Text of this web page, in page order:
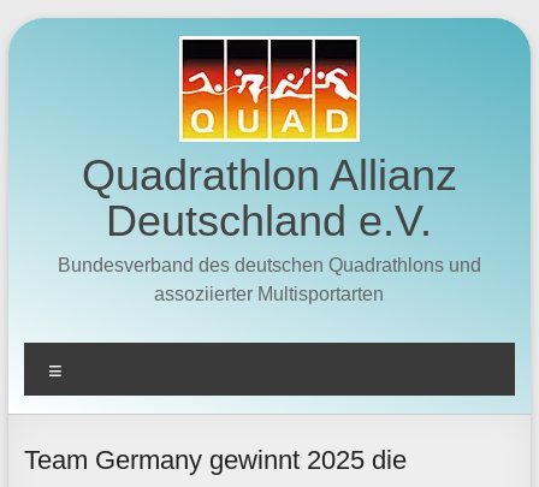
Zum
Inhalt
Quadrathlon Allianz
Deutschland e.V.
Bundesverband des deutschen Quadrathlons und
assoziierter Multisportarten
Team Germany gewinnt 2025 die